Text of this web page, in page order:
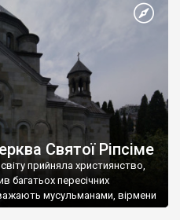
честь Херсонесу Таврійського
Святої Ріпсіме
прийняла християнство,
багатьох пересічних
мусульманами, вірмени